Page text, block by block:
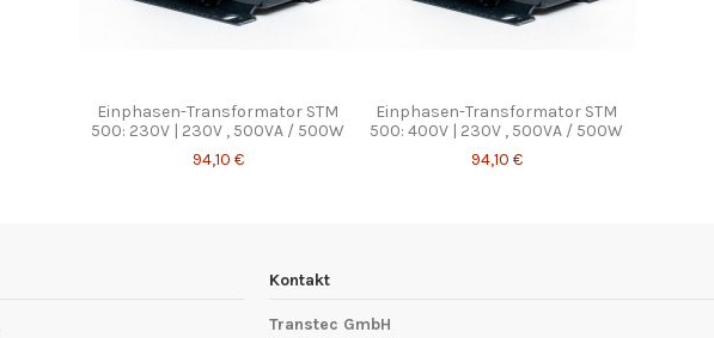
Einphasen-Transformator STM
500: 230V | 230V , 500VA / 500W
94,10 €
Einphasen-Transformator STM
500: 400V | 230V , 500VA / 500W
94,10 €
Kontakt
Transtec GmbH